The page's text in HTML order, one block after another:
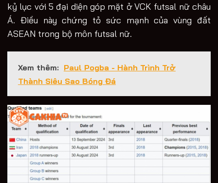
kỷ lục với 5 đại diện góp mặt ở VCK futsal nữ châu
Á. Điều này chứng tỏ sức mạnh của vùng đất
ASEAN trong bộ môn futsal nữ.
Xem thêm: Paul Pogba - Hành Trình Trở
Thành Siêu Sao Bóng Đá